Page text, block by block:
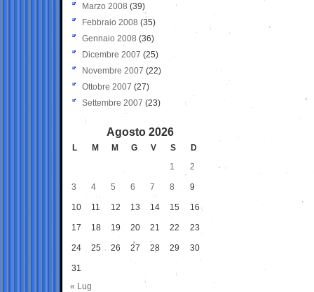
Marzo 2008 (39)
Febbraio 2008 (35)
Gennaio 2008 (36)
Dicembre 2007 (25)
Novembre 2007 (22)
Ottobre 2007 (27)
Settembre 2007 (23)
Agosto 2026
L M M G V S
D
1
2
3 4 5 6 7 8 9
10 11 12 13 14 15 16
17 18 19 20 21 22 23
24 25 26 27 28 29 30
31
« Lug